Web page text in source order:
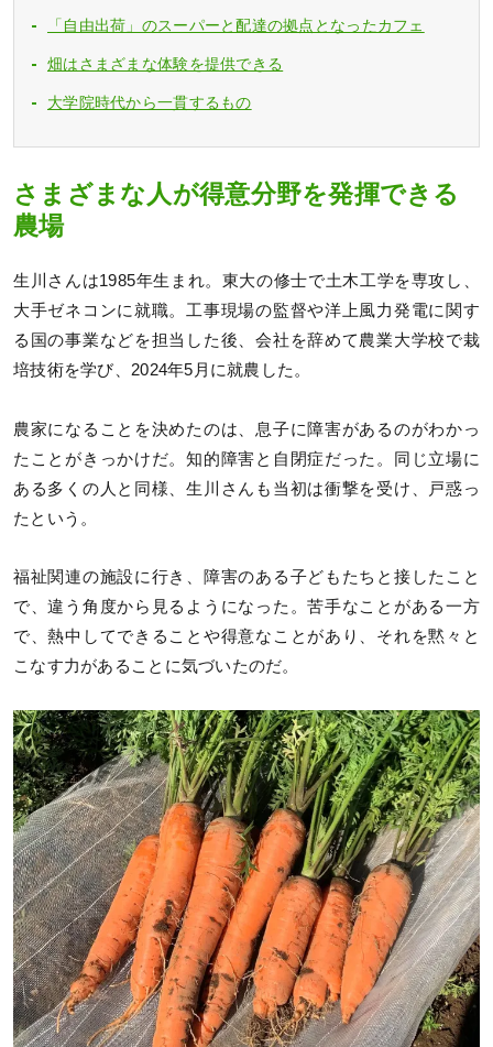
「自由出荷」のスーパーと配達の拠点となったカフェ
畑はさまざまな体験を提供できる
大学院時代から一貫するもの
さまざまな人が得意分野を発揮できる
農場
生川さんは1985年生まれ。東大の修士で土木工学を専攻し、
大手ゼネコンに就職。工事現場の監督や洋上風力発電に関す
る国の事業などを担当した後、会社を辞めて農業大学校で栽
培技術を学び、2024年5月に就農した。
農家になることを決めたのは、息子に障害があるのがわかっ
たことがきっかけだ。知的障害と自閉症だった。同じ立場に
ある多くの人と同様、生川さんも当初は衝撃を受け、戸惑っ
たという。
福祉関連の施設に行き、障害のある子どもたちと接したこと
で、違う角度から見るようになった。苦手なことがある一方
で、熱中してできることや得意なことがあり、それを黙々と
こなす力があることに気づいたのだ。